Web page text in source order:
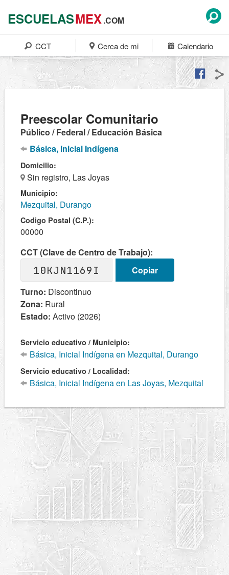
ESCUELASMEX.COM
CCT Cerca de mi Calendario
Preescolar Comunitario
Público / Federal / Educación Básica
Básica, Inicial Indígena
Domicilio:
Sin registro, Las Joyas
Municipio:
Mezquital, Durango
Codigo Postal (C.P.):
00000
CCT (Clave de Centro de Trabajo):
10KJN1169I
Copiar
Turno: Discontinuo
Zona: Rural
Estado: Activo (2026)
Servicio educativo / Municipio:
Básica, Inicial Indígena en Mezquital, Durango
Servicio educativo / Localidad:
Básica, Inicial Indígena en Las Joyas, Mezquital